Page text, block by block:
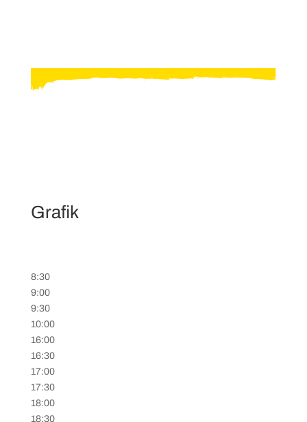
Grafik
8:30
9:00
9:30
10:00
16:00
16:30
17:00
17:30
18:00
18:30